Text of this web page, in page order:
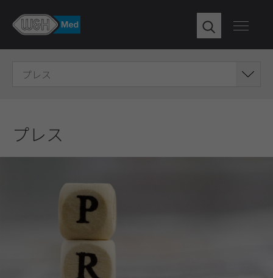
プレス
プレス